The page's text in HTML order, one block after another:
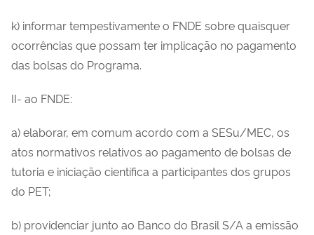
k) informar tempestivamente o FNDE sobre quaisquer
ocorrências que possam ter implicação no pagamento
das bolsas do Programa.
II- ao FNDE:
a) elaborar, em comum acordo com a SESu/MEC, os
atos normativos relativos ao pagamento de bolsas de
tutoria e iniciação científica a participantes dos grupos
do PET;
b) providenciar junto ao Banco do Brasil S/A a emissão